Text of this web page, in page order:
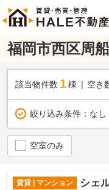
福岡市西区周
該当物件数 1棟 空き
絞り込み条件： なし
空室のみ
賃貸 | マンション シェ